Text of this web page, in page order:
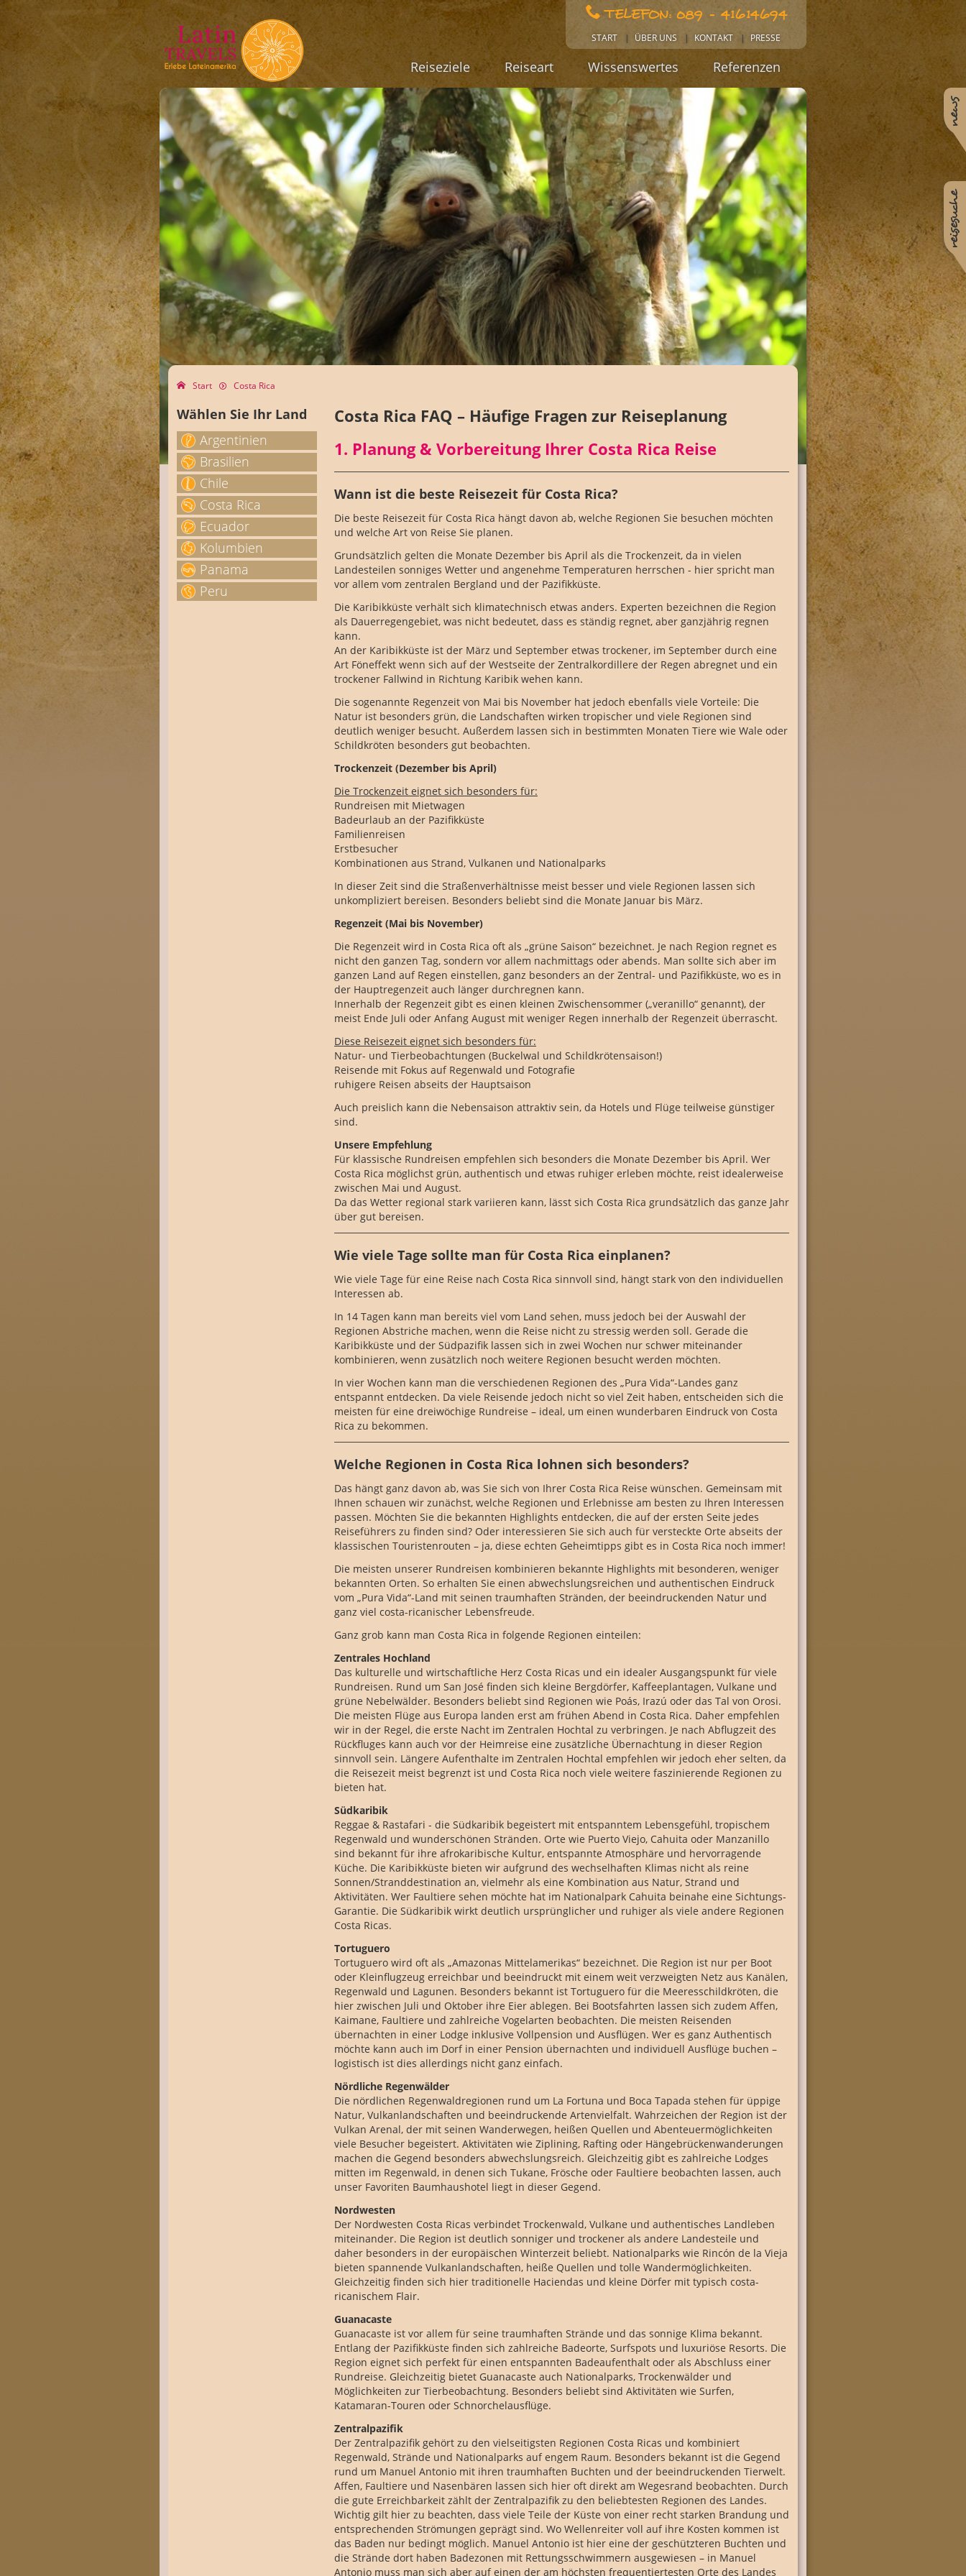
TELEFON: 089 - 41614694
START ÜBER UNS KONTAKT PRESSE
Reiseziele Reiseart Wissenswertes Referenzen
news
reisesuche
Start Costa Rica
Wählen Sie Ihr Land
Argentinien
Brasilien
Chile
Costa Rica
Ecuador
Kolumbien
Panama
Peru
Costa Rica FAQ – Häufige Fragen zur Reiseplanung
1. Planung & Vorbereitung Ihrer Costa Rica Reise
Wann ist die beste Reisezeit für Costa Rica?
Die beste Reisezeit für Costa Rica hängt davon ab, welche Regionen Sie besuchen möchten
und welche Art von Reise Sie planen.
Grundsätzlich gelten die Monate Dezember bis April als die Trockenzeit, da in vielen
Landesteilen sonniges Wetter und angenehme Temperaturen herrschen - hier spricht man
vor allem vom zentralen Bergland und der Pazifikküste.
Die Karibikküste verhält sich klimatechnisch etwas anders. Experten bezeichnen die Region
als Dauerregengebiet, was nicht bedeutet, dass es ständig regnet, aber ganzjährig regnen
kann.
An der Karibikküste ist der März und September etwas trockener, im September durch eine
Art Föneffekt wenn sich auf der Westseite der Zentralkordillere der Regen abregnet und ein
trockener Fallwind in Richtung Karibik wehen kann.
Die sogenannte Regenzeit von Mai bis November hat jedoch ebenfalls viele Vorteile: Die
Natur ist besonders grün, die Landschaften wirken tropischer und viele Regionen sind
deutlich weniger besucht. Außerdem lassen sich in bestimmten Monaten Tiere wie Wale oder
Schildkröten besonders gut beobachten.
Trockenzeit (Dezember bis April)
Die Trockenzeit eignet sich besonders für:
Rundreisen mit Mietwagen
Badeurlaub an der Pazifikküste
Familienreisen
Erstbesucher
Kombinationen aus Strand, Vulkanen und Nationalparks
In dieser Zeit sind die Straßenverhältnisse meist besser und viele Regionen lassen sich
unkompliziert bereisen. Besonders beliebt sind die Monate Januar bis März.
Regenzeit (Mai bis November)
Die Regenzeit wird in Costa Rica oft als „grüne Saison“ bezeichnet. Je nach Region regnet es
nicht den ganzen Tag, sondern vor allem nachmittags oder abends. Man sollte sich aber im
ganzen Land auf Regen einstellen, ganz besonders an der Zentral- und Pazifikküste, wo es in
der Hauptregenzeit auch länger durchregnen kann.
Innerhalb der Regenzeit gibt es einen kleinen Zwischensommer („veranillo“ genannt), der
meist Ende Juli oder Anfang August mit weniger Regen innerhalb der Regenzeit überrascht.
Diese Reisezeit eignet sich besonders für:
Natur- und Tierbeobachtungen (Buckelwal und Schildkrötensaison!)
Reisende mit Fokus auf Regenwald und Fotografie
ruhigere Reisen abseits der Hauptsaison
Auch preislich kann die Nebensaison attraktiv sein, da Hotels und Flüge teilweise günstiger
sind.
Unsere Empfehlung
Für klassische Rundreisen empfehlen sich besonders die Monate Dezember bis April. Wer
Costa Rica möglichst grün, authentisch und etwas ruhiger erleben möchte, reist idealerweise
zwischen Mai und August.
Da das Wetter regional stark variieren kann, lässt sich Costa Rica grundsätzlich das ganze Jahr
über gut bereisen.
Wie viele Tage sollte man für Costa Rica einplanen?
Wie viele Tage für eine Reise nach Costa Rica sinnvoll sind, hängt stark von den individuellen
Interessen ab.
In 14 Tagen kann man bereits viel vom Land sehen, muss jedoch bei der Auswahl der
Regionen Abstriche machen, wenn die Reise nicht zu stressig werden soll. Gerade die
Karibikküste und der Südpazifik lassen sich in zwei Wochen nur schwer miteinander
kombinieren, wenn zusätzlich noch weitere Regionen besucht werden möchten.
In vier Wochen kann man die verschiedenen Regionen des „Pura Vida“-Landes ganz
entspannt entdecken. Da viele Reisende jedoch nicht so viel Zeit haben, entscheiden sich die
meisten für eine dreiwöchige Rundreise – ideal, um einen wunderbaren Eindruck von Costa
Rica zu bekommen.
Welche Regionen in Costa Rica lohnen sich besonders?
Das hängt ganz davon ab, was Sie sich von Ihrer Costa Rica Reise wünschen. Gemeinsam mit
Ihnen schauen wir zunächst, welche Regionen und Erlebnisse am besten zu Ihren Interessen
passen. Möchten Sie die bekannten Highlights entdecken, die auf der ersten Seite jedes
Reiseführers zu finden sind? Oder interessieren Sie sich auch für versteckte Orte abseits der
klassischen Touristenrouten – ja, diese echten Geheimtipps gibt es in Costa Rica noch immer!
Die meisten unserer Rundreisen kombinieren bekannte Highlights mit besonderen, weniger
bekannten Orten. So erhalten Sie einen abwechslungsreichen und authentischen Eindruck
vom „Pura Vida“-Land mit seinen traumhaften Stränden, der beeindruckenden Natur und
ganz viel costa-ricanischer Lebensfreude.
Ganz grob kann man Costa Rica in folgende Regionen einteilen:
Zentrales Hochland
Das kulturelle und wirtschaftliche Herz Costa Ricas und ein idealer Ausgangspunkt für viele
Rundreisen. Rund um San José finden sich kleine Bergdörfer, Kaffeeplantagen, Vulkane und
grüne Nebelwälder. Besonders beliebt sind Regionen wie Poás, Irazú oder das Tal von Orosi.
Die meisten Flüge aus Europa landen erst am frühen Abend in Costa Rica. Daher empfehlen
wir in der Regel, die erste Nacht im Zentralen Hochtal zu verbringen. Je nach Abflugzeit des
Rückfluges kann auch vor der Heimreise eine zusätzliche Übernachtung in dieser Region
sinnvoll sein. Längere Aufenthalte im Zentralen Hochtal empfehlen wir jedoch eher selten, da
die Reisezeit meist begrenzt ist und Costa Rica noch viele weitere faszinierende Regionen zu
bieten hat.
Südkaribik
Reggae & Rastafari - die Südkaribik begeistert mit entspanntem Lebensgefühl, tropischem
Regenwald und wunderschönen Stränden. Orte wie Puerto Viejo, Cahuita oder Manzanillo
sind bekannt für ihre afrokaribische Kultur, entspannte Atmosphäre und hervorragende
Küche. Die Karibikküste bieten wir aufgrund des wechselhaften Klimas nicht als reine
Sonnen/Stranddestination an, vielmehr als eine Kombination aus Natur, Strand und
Aktivitäten. Wer Faultiere sehen möchte hat im Nationalpark Cahuita beinahe eine Sichtungs-
Garantie. Die Südkaribik wirkt deutlich ursprünglicher und ruhiger als viele andere Regionen
Costa Ricas.
Tortuguero
Tortuguero wird oft als „Amazonas Mittelamerikas“ bezeichnet. Die Region ist nur per Boot
oder Kleinflugzeug erreichbar und beeindruckt mit einem weit verzweigten Netz aus Kanälen,
Regenwald und Lagunen. Besonders bekannt ist Tortuguero für die Meeresschildkröten, die
hier zwischen Juli und Oktober ihre Eier ablegen. Bei Bootsfahrten lassen sich zudem Affen,
Kaimane, Faultiere und zahlreiche Vogelarten beobachten. Die meisten Reisenden
übernachten in einer Lodge inklusive Vollpension und Ausflügen. Wer es ganz Authentisch
möchte kann auch im Dorf in einer Pension übernachten und individuell Ausflüge buchen –
logistisch ist dies allerdings nicht ganz einfach.
Nördliche Regenwälder
Die nördlichen Regenwaldregionen rund um La Fortuna und Boca Tapada stehen für üppige
Natur, Vulkanlandschaften und beeindruckende Artenvielfalt. Wahrzeichen der Region ist der
Vulkan Arenal, der mit seinen Wanderwegen, heißen Quellen und Abenteuermöglichkeiten
viele Besucher begeistert. Aktivitäten wie Ziplining, Rafting oder Hängebrückenwanderungen
machen die Gegend besonders abwechslungsreich. Gleichzeitig gibt es zahlreiche Lodges
mitten im Regenwald, in denen sich Tukane, Frösche oder Faultiere beobachten lassen, auch
unser Favoriten Baumhaushotel liegt in dieser Gegend.
Nordwesten
Der Nordwesten Costa Ricas verbindet Trockenwald, Vulkane und authentisches Landleben
miteinander. Die Region ist deutlich sonniger und trockener als andere Landesteile und
daher besonders in der europäischen Winterzeit beliebt. Nationalparks wie Rincón de la Vieja
bieten spannende Vulkanlandschaften, heiße Quellen und tolle Wandermöglichkeiten.
Gleichzeitig finden sich hier traditionelle Haciendas und kleine Dörfer mit typisch costa-
ricanischem Flair.
Guanacaste
Guanacaste ist vor allem für seine traumhaften Strände und das sonnige Klima bekannt.
Entlang der Pazifikküste finden sich zahlreiche Badeorte, Surfspots und luxuriöse Resorts. Die
Region eignet sich perfekt für einen entspannten Badeaufenthalt oder als Abschluss einer
Rundreise. Gleichzeitig bietet Guanacaste auch Nationalparks, Trockenwälder und
Möglichkeiten zur Tierbeobachtung. Besonders beliebt sind Aktivitäten wie Surfen,
Katamaran-Touren oder Schnorchelausflüge.
Zentralpazifik
Der Zentralpazifik gehört zu den vielseitigsten Regionen Costa Ricas und kombiniert
Regenwald, Strände und Nationalparks auf engem Raum. Besonders bekannt ist die Gegend
rund um Manuel Antonio mit ihren traumhaften Buchten und der beeindruckenden Tierwelt.
Affen, Faultiere und Nasenbären lassen sich hier oft direkt am Wegesrand beobachten. Durch
die gute Erreichbarkeit zählt der Zentralpazifik zu den beliebtesten Regionen des Landes.
Wichtig gilt hier zu beachten, dass viele Teile der Küste von einer recht starken Brandung und
entsprechenden Strömungen geprägt sind. Wo Wellenreiter voll auf ihre Kosten kommen ist
das Baden nur bedingt möglich. Manuel Antonio ist hier eine der geschützteren Buchten und
die Strände dort haben Badezonen mit Rettungsschwimmern ausgewiesen – in Manuel
Antonio muss man sich aber auf einen der am höchsten frequentiertesten Orte des Landes